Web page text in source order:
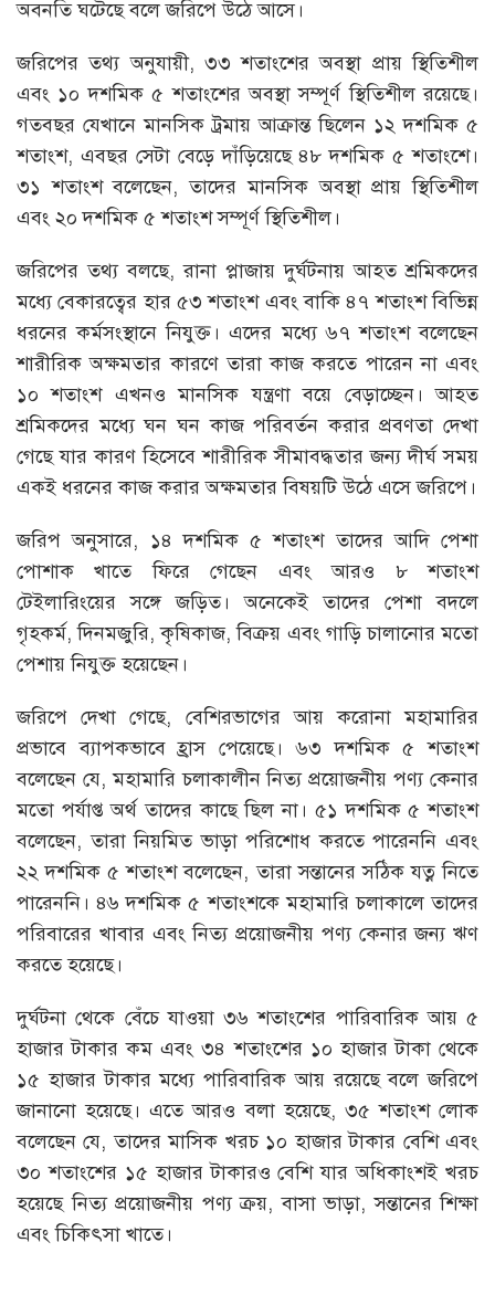
অবনতি ঘটেছে বলে জরিপে উঠে আসে।
জরিপের তথ্য অনুযায়ী, ৩৩ শতাংশের অবস্থা প্রায় স্থিতিশীল
এবং ১০ দশমিক ৫ শতাংশের অবস্থা সম্পূর্ণ স্থিতিশীল রয়েছে।
গতবছর যেখানে মানসিক ট্রমায় আক্রান্ত ছিলেন ১২ দশমিক ৫
শতাংশ, এবছর সেটা বেড়ে দাঁড়িয়েছে ৪৮ দশমিক ৫ শতাংশে।
৩১ শতাংশ বলেছেন, তাদের মানসিক অবস্থা প্রায় স্থিতিশীল
এবং ২০ দশমিক ৫ শতাংশ সম্পূর্ণ স্থিতিশীল।
জরিপের তথ্য বলছে, রানা প্লাজায় দুর্ঘটনায় আহত শ্রমিকদের
মধ্যে বেকারত্বের হার ৫৩ শতাংশ এবং বাকি ৪৭ শতাংশ বিভিন্ন
ধরনের কর্মসংস্থানে নিযুক্ত। এদের মধ্যে ৬৭ শতাংশ বলেছেন
শারীরিক অক্ষমতার কারণে তারা কাজ করতে পারেন না এবং
১০ শতাংশ এখনও মানসিক যন্ত্রণা বয়ে বেড়াচ্ছেন। আহত
শ্রমিকদের মধ্যে ঘন ঘন কাজ পরিবর্তন করার প্রবণতা দেখা
গেছে যার কারণ হিসেবে শারীরিক সীমাবদ্ধতার জন্য দীর্ঘ সময়
একই ধরনের কাজ করার অক্ষমতার বিষয়টি উঠে এসে জরিপে।
জরিপ অনুসারে, ১৪ দশমিক ৫ শতাংশ তাদের আদি পেশা
পোশাক খাতে ফিরে গেছেন এবং আরও ৮ শতাংশ
টেইলারিংয়ের সঙ্গে জড়িত। অনেকেই তাদের পেশা বদলে
গৃহকর্ম, দিনমজুরি, কৃষিকাজ, বিক্রয় এবং গাড়ি চালানোর মতো
পেশায় নিযুক্ত হয়েছেন।
জরিপে দেখা গেছে, বেশিরভাগের আয় করোনা মহামারির
প্রভাবে ব্যাপকভাবে হ্রাস পেয়েছে। ৬৩ দশমিক ৫ শতাংশ
বলেছেন যে, মহামারি চলাকালীন নিত্য প্রয়োজনীয় পণ্য কেনার
মতো পর্যাপ্ত অর্থ তাদের কাছে ছিল না। ৫১ দশমিক ৫ শতাংশ
বলেছেন, তারা নিয়মিত ভাড়া পরিশোধ করতে পারেননি এবং
২২ দশমিক ৫ শতাংশ বলেছেন, তারা সন্তানের সঠিক যত্ন নিতে
পারেননি। ৪৬ দশমিক ৫ শতাংশকে মহামারি চলাকালে তাদের
পরিবারের খাবার এবং নিত্য প্রয়োজনীয় পণ্য কেনার জন্য ঋণ
করতে হয়েছে।
দুর্ঘটনা থেকে বেঁচে যাওয়া ৩৬ শতাংশের পারিবারিক আয় ৫
হাজার টাকার কম এবং ৩৪ শতাংশের ১০ হাজার টাকা থেকে
১৫ হাজার টাকার মধ্যে পারিবারিক আয় রয়েছে বলে জরিপে
জানানো হয়েছে। এতে আরও বলা হয়েছে, ৩৫ শতাংশ লোক
বলেছেন যে, তাদের মাসিক খরচ ১০ হাজার টাকার বেশি এবং
৩০ শতাংশের ১৫ হাজার টাকারও বেশি যার অধিকাংশই খরচ
হয়েছে নিত্য প্রয়োজনীয় পণ্য ক্রয়, বাসা ভাড়া, সন্তানের শিক্ষা
এবং চিকিৎসা খাতে।